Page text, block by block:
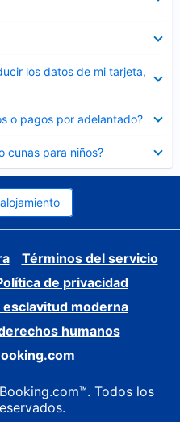
los datos de mi tarjeta,
o pagos por adelantado?
cunas para niños?
Términos del servicio
de privacidad
moderna
humanos
Todos los